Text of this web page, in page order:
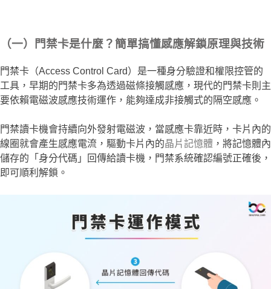
（一）門禁卡是什麼？簡單搞懂感應解鎖原理與技術
門禁卡（Access Control Card）是一種身分驗證和權限控管的
工具，早期的門禁卡多為透過磁條接觸感應，現代的門禁卡則主
要依賴電磁波感應技術運作，能夠達成非接觸式的隔空感應。
門禁讀卡機會持續向外發射電磁波，當感應卡靠近時，卡片內的
線圈就會產生感應電流，驅動卡片內的晶片記憶體 ，將記憶體內
儲存的「身分代碼」回傳給讀卡機，門禁系統確認編號正確後，
即可順利解鎖。